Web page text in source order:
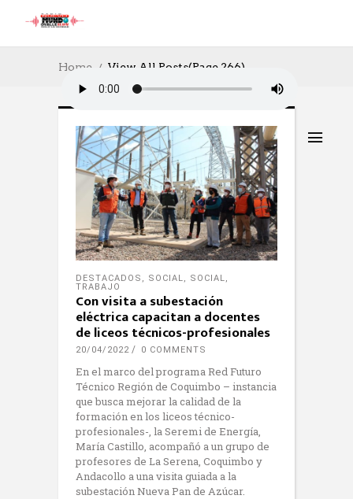
Home View All Posts(Page 266)
DESTACADOS , SOCIAL, SOCIAL,
TRABAJO
Con visita a subestación
eléctrica capacitan a docentes
de liceos técnicos-profesionales
20/04/2022 0 COMMENTS
En el marco del programa Red Futuro
Técnico Región de Coquimbo – instancia
que busca mejorar la calidad de la
formación en los liceos técnico-
profesionales-, la Seremi de Energía,
María Castillo, acompañó a un grupo de
profesores de La Serena, Coquimbo y
Andacollo a una visita guiada a la
subestación Nueva Pan de Azúcar.